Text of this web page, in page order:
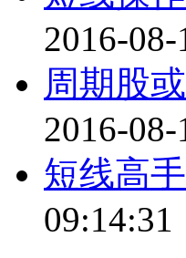
2016-
周期股
2016-
短线高
09:14:31